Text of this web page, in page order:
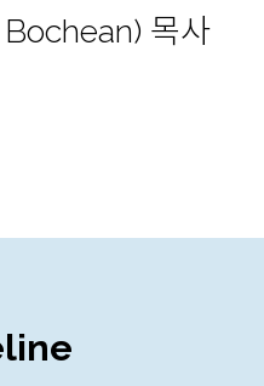
목사